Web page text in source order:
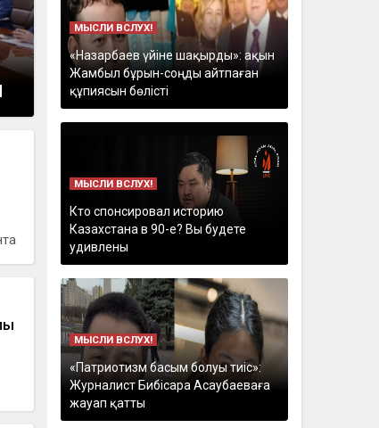
МЫСЛИ ВСЛУХ!
«Назарбаев үйіне шақырды»: ақын
Жамбыл бұрын-соңды айтпаған
құпиясын бөлісті
МЫСЛИ ВСЛУХ!
Кто спонсировал историю
Казахстана в 90-е? Вы будете
удивлены
МЫСЛИ ВСЛУХ!
«Патриотизм басым болуы тиіс»:
Журналист Бибісара Асаубаеваға
жауап қатты